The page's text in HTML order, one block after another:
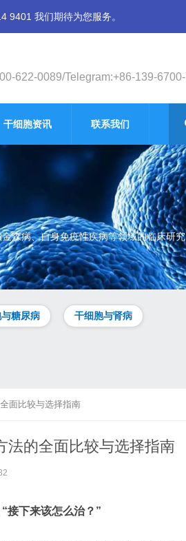
9401 我们期待为您服务。
622-0089/Telegram:+86-139-
干细胞资讯 联系我们
森病、自身免疫性疾病等领域的临床研
糖尿病 干细胞与肾病
面比较与选择指南
法的全面比较与选择指南
“接下来该怎么治？”